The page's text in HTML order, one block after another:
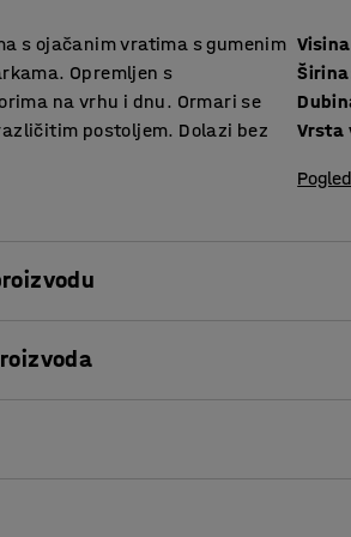
s ojačanim vratima s gumenim
Opremljen s
na vrhu i dnu. Ormari se
postoljem. Dolazi bez
Visina
Širina
Vrsta
otpornu na ogrebotine, za
zatvaranje. Otvori na vrhu i na dnu